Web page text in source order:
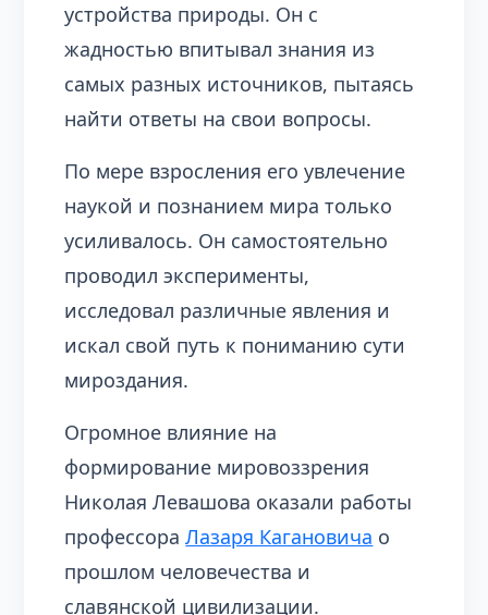
устройства природы. Он с
жадностью впитывал знания из
самых разных источников, пытаясь
найти ответы на свои вопросы.
По мере взросления его увлечение
наукой и познанием мира только
усиливалось. Он самостоятельно
проводил эксперименты,
исследовал различные явления и
искал свой путь к пониманию сути
мироздания.
Огромное влияние на
формирование мировоззрения
Николая Левашова оказали работы
профессораЛазаря Кагановича о
прошлом человечества и
славянской цивилизации.